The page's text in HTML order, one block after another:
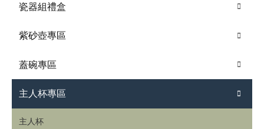
瓷器組禮盒
紫砂壺專區
蓋碗專區
主人杯專區
主人杯